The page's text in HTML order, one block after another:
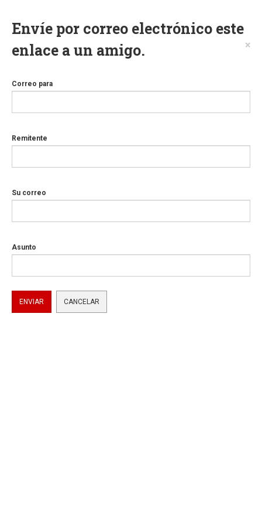
Envíe por correo electrónico este
enlace a un amigo.
×
Correo para
Remitente
Su correo
Asunto
ENVIAR CANCELAR